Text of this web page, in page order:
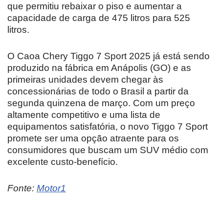
que permitiu rebaixar o piso e aumentar a
capacidade de carga de 475 litros para 525
litros.
O Caoa Chery Tiggo 7 Sport 2025 já está sendo
produzido na fábrica em Anápolis (GO) e as
primeiras unidades devem chegar às
concessionárias de todo o Brasil a partir da
segunda quinzena de março. Com um preço
altamente competitivo e uma lista de
equipamentos satisfatória, o novo Tiggo 7 Sport
promete ser uma opção atraente para os
consumidores que buscam um SUV médio com
excelente custo-benefício.
Fonte: Motor1